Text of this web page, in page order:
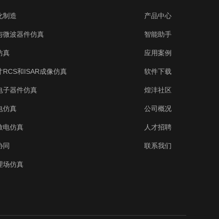
制造
微波器件仿真
真
RCS和ISAR成像仿真
子器件仿真
仿真
电仿真
同
场仿真
产品中心
智能助手
应用案例
软件下载
煌沣社区
公司概况
人才招聘
联系我们